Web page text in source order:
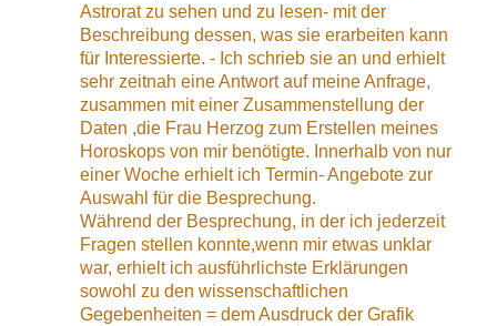
Astrorat zu sehen und zu lesen- mit der
Beschreibung dessen, was sie erarbeiten kann
für Interessierte. - Ich schrieb sie an und erhielt
sehr zeitnah eine Antwort auf meine Anfrage,
zusammen mit einer Zusammenstellung der
Daten ,die Frau Herzog zum Erstellen meines
Horoskops von mir benötigte. Innerhalb von nur
einer Woche erhielt ich Termin- Angebote zur
Auswahl für die Besprechung.
Während der Besprechung, in der ich jederzeit
Fragen stellen konnte,wenn mir etwas unklar
war, erhielt ich ausführlichste Erklärungen
sowohl zu den wissenschaftlichen
Gegebenheiten = dem Ausdruck der Grafik